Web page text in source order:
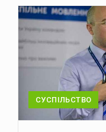
СУСПІЛЬСТВО